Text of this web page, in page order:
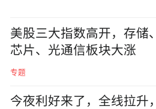
美股三大指数高开，存储、
芯片、光通信板块大涨
专题
今夜利好来了，全线拉升，